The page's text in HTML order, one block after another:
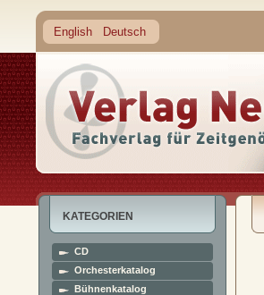
English Deutsch
KATEGORIEN
CD
Orchesterkatalog
Bühnenkatalog